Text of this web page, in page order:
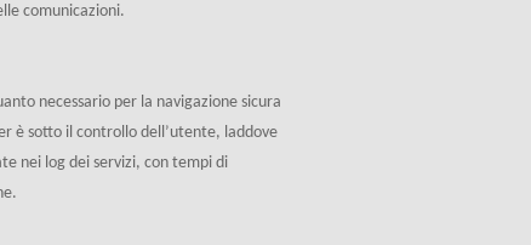
comunicazioni.
necessario per la navigazione sicura
è sotto il controllo dell’utente, laddove
nei log dei servizi, con tempi di